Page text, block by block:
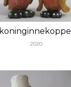
koninginnekoppel
2020